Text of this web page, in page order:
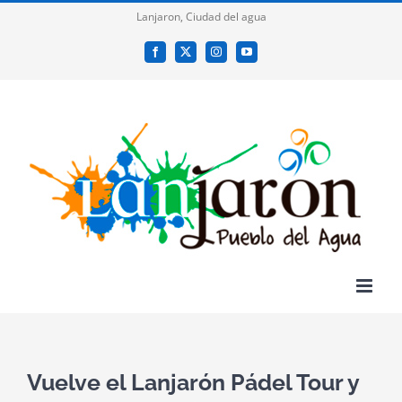
Lanjaron, Ciudad del agua
Facebook
X InstagramYouTube
Vuelve el Lanjarón Pádel Tour y